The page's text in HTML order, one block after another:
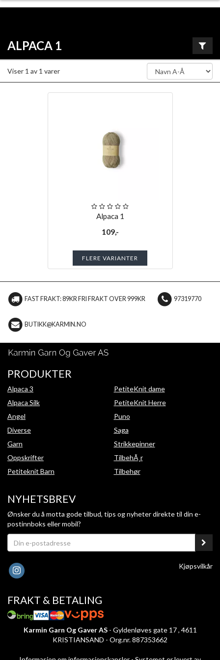
ALPACA 1
Viser 1 av 1 varer
Alpaca 1
109,-
FLERE VARIANTER
FAST FRAKT: 89KR FRI FRAKT OVER 999KR 97319770
BUTIKK@KARMIN.NO
PRODUKTER
Alpaca 3
Alpaca Silk
Angel
Diverse
Garn
Oppskrifter
Petiteknit Barn
PetiteKnit dame
PetiteKnit Herre
Puno
Saga
Strikkepinner
TilbehÃ¸r
Tilbehør
NYHETSBREV
Ønsker du å motta gode tilbud, tips og nyheter direkte til din e-
postinnboks eller mobil?
Kjøpsvilkår
FRAKT & BETALING
Karmin Garn Og Gaver AS- Gyldenløves gate 17 , 4611
KRISTIANSAND - Org.nr. 887353662